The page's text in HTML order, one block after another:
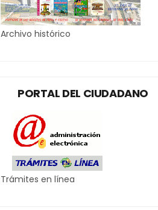
Archivo histórico
PORTAL DEL CIUDADANO
Trámites en línea